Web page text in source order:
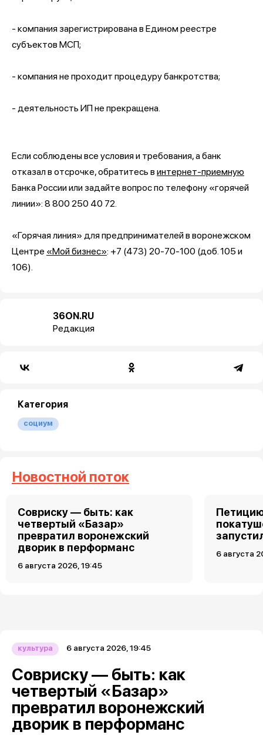
- компания зарегистрирована в Едином реестре
субъектов МСП;
- компания не проходит процедуру банкротства;
- деятельность ИП не прекращена.
Если соблюдены все условия и требования, а банк
отказал в отсрочке, обратитесь в интернет-приемную
Банка России или задайте вопрос по телефону «горячей
линии»: 8 800 250 40 72.
«Горячая линия» для предпринимателей в воронежском
Центре «Мой бизнес»: +7 (473) 20-70-100 (доб. 105 и
106).
36ON.RU
Редакция
Категория
социум
Новостной поток
Совриску — быть: как
четвертый «Базар»
превратил воронежский
дворик в перформанс
6 августа 2026, 19:45
6 августа
культура 6 августа 2026, 19:45
Совриску — быть: как
четвертый «Базар»
превратил воронежский
дворик в перформанс